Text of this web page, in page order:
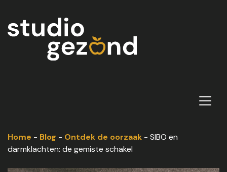
Home - Blog - Ontdek de oorzaak - SIBO en
darmklachten: de gemiste schakel